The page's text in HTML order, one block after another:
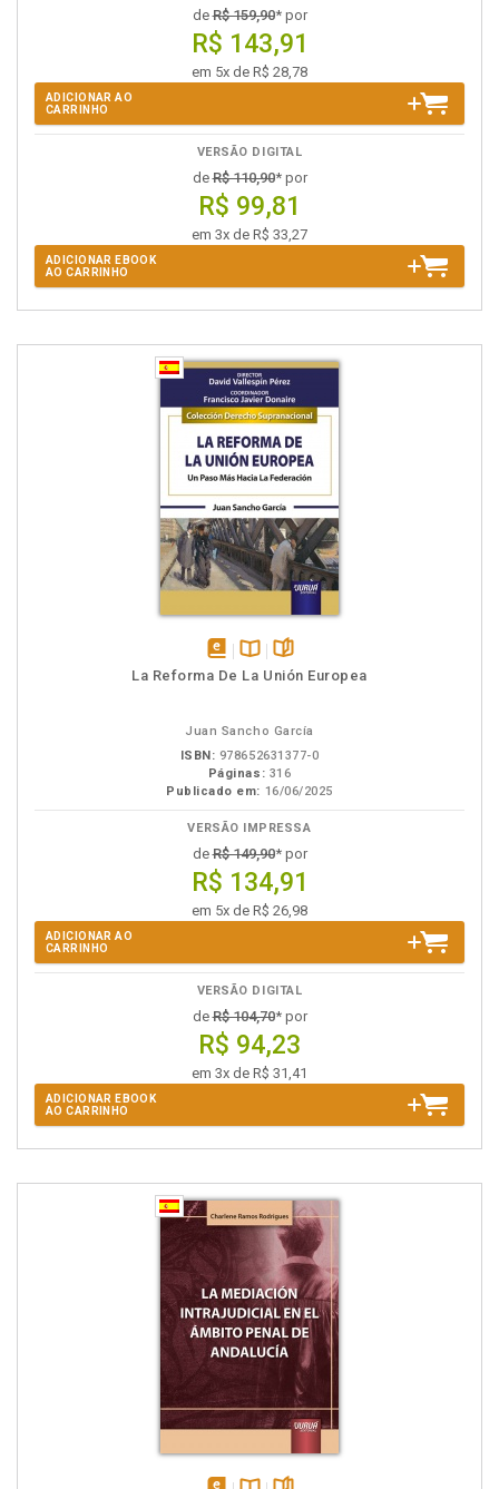
deR$ 159,90* por
R$ 143,91
em 5x de R$ 28,78
ADICIONAR AO
CARRINHO
VERSÃO DIGITAL
deR$ 110,90* por
R$ 99,81
em 3x de R$ 33,27
ADICIONAR EBOOK
AO CARRINHO
disponívelDisponível
páginas
La Reforma De La Unión Europea
Juan Sancho García
ISBN: 978652631377-0
Páginas: 316
Publicado em: 16/06/2025
VERSÃO IMPRESSA
deR$ 149,90* por
R$ 134,91
em 5x de R$ 26,98
ADICIONAR AO
CARRINHO
VERSÃO DIGITAL
deR$ 104,70* por
R$ 94,23
em 3x de R$ 31,41
ADICIONAR EBOOK
AO CARRINHO